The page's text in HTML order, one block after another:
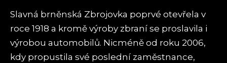
Slavná brněnská Zbrojovka poprvé otevřela v
roce 1918 a kromě výroby zbraní se proslavila i
výrobou automobilů. Nicméně od roku 2006,
kdy propustila své poslední zaměstnance,